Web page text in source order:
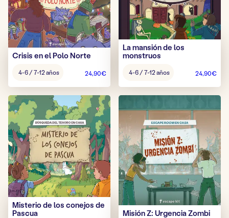
Crisis en el Polo Norte
del4-6 / 7-12 años 24,90€
La mansión de los
monstruos
del4-6 / 7-12 años 24,90€
Misterio de los conejos de
Pascua
Misión Z: Urgencia Zombi